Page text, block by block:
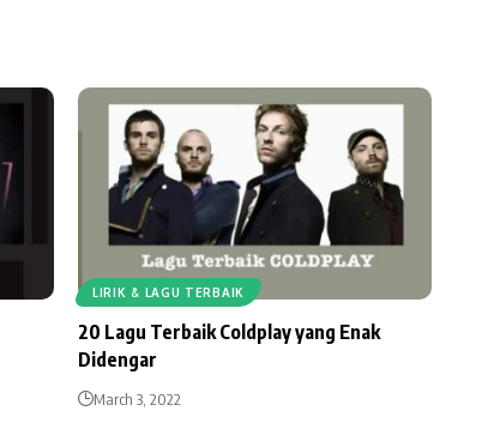
LIRIK & LAGU TERBAIK
20 Lagu Terbaik Coldplay yang Enak
Didengar
March 3, 2022